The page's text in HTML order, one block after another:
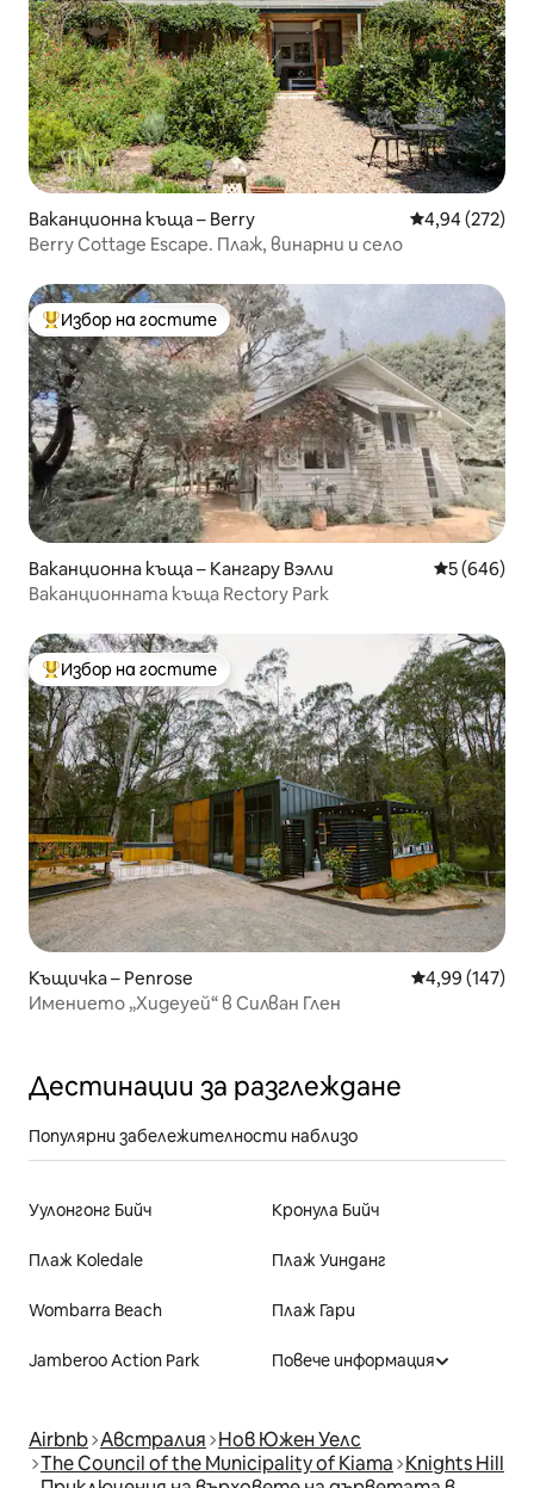
Ваканционна къща – Berry Средна
4,94 (272)
Berry Cottage Escape. Плаж, винарни и село
Най-популярен избор на гостите
Избор на гостите
Ваканционна къща – Кангару Вэлли Средна
5 (646)
Ваканционната къща Rectory Park
Най-популярен избор на гостите
Избор на гостите
Къщичка – Penrose Средна
4,99 (147)
Имението „Хидеуей“ в Силван Глен
Дестинации за разглеждане
Популярни забележителности наблизо
Уулонгонг Бийч Кронула Бийч
Плаж Коledale Плаж Уинданг
Wombarra Beach Плаж Гари
Jamberoo Action Park Повече информация
Airbnb Австралия Нов Южен Уелс
The Council of the Municipality of Kiama Knights Hill